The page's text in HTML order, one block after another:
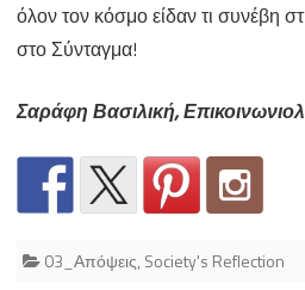
όλον τον κόσμο είδαν τι συνέβη
στο Σύνταγμα!
Σαράφη Βασιλική,
03_Απόψεις, Society's Reflection